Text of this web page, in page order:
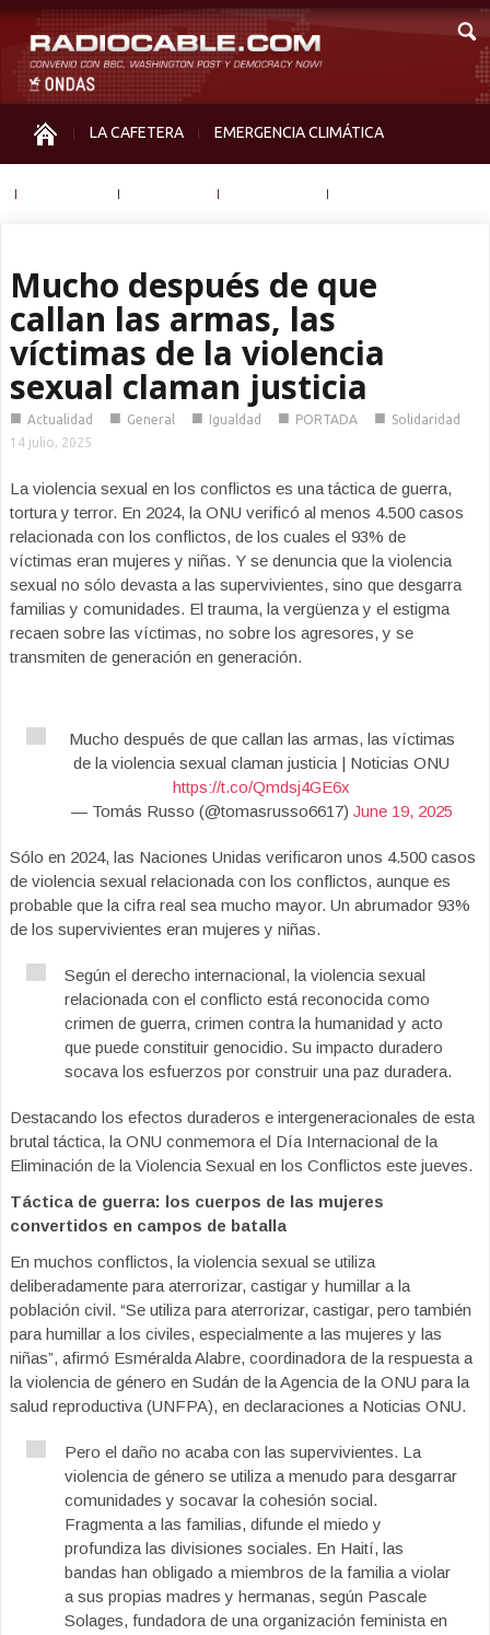
LA CAFETERA EMERGENCIA CLIMÁTICA
Mucho después de que
callan las armas, las
víctimas de la violencia
sexual claman justicia
■ Actualidad ■ General ■ Igualdad ■ PORTADA ■ Solidaridad
14 julio, 2025
La violencia sexual en los conflictos es una táctica de guerra,
tortura y terror. En 2024, la ONU verificó al menos 4.500 casos
relacionada con los conflictos, de los cuales el 93% de
víctimas eran mujeres y niñas. Y se denuncia que la violencia
sexual no sólo devasta a las supervivientes, sino que desgarra
familias y comunidades. El trauma, la vergüenza y el estigma
recaen sobre las víctimas, no sobre los agresores, y se
transmiten de generación en generación.
Mucho después de que callan las armas, las víctimas
de la violencia sexual claman justicia | Noticias ONU
https://t.co/Qmdsj4GE6x
— Tomás Russo (@tomasrusso6617) June 19, 2025
Sólo en 2024, las Naciones Unidas verificaron unos 4.500 casos
de violencia sexual relacionada con los conflictos, aunque es
probable que la cifra real sea mucho mayor. Un abrumador 93%
de los supervivientes eran mujeres y niñas.
Según el derecho internacional, la violencia sexual
relacionada con el conflicto está reconocida como
crimen de guerra, crimen contra la humanidad y acto
que puede constituir genocidio. Su impacto duradero
socava los esfuerzos por construir una paz duradera.
Destacando los efectos duraderos e intergeneracionales de esta
brutal táctica, la ONU conmemora el Día Internacional de la
Eliminación de la Violencia Sexual en los Conflictos este jueves.
Táctica de guerra: los cuerpos de las mujeres
convertidos en campos de batalla
En muchos conflictos, la violencia sexual se utiliza
deliberadamente para aterrorizar, castigar y humillar a la
población civil. “Se utiliza para aterrorizar, castigar, pero también
para humillar a los civiles, especialmente a las mujeres y las
niñas”, afirmó Esméralda Alabre, coordinadora de la respuesta a
la violencia de género en Sudán de la Agencia de la ONU para la
salud reproductiva (UNFPA), en declaraciones a Noticias ONU.
Pero el daño no acaba con las supervivientes. La
violencia de género se utiliza a menudo para desgarrar
comunidades y socavar la cohesión social.
Fragmenta a las familias, difunde el miedo y
profundiza las divisiones sociales. En Haití, las
bandas han obligado a miembros de la familia a violar
a sus propias madres y hermanas, según Pascale
Solages, fundadora de una organización feminista en